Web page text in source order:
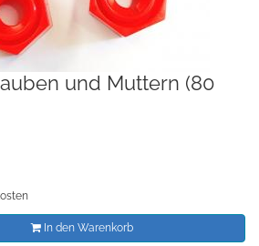
und Muttern (80
In den Warenkorb